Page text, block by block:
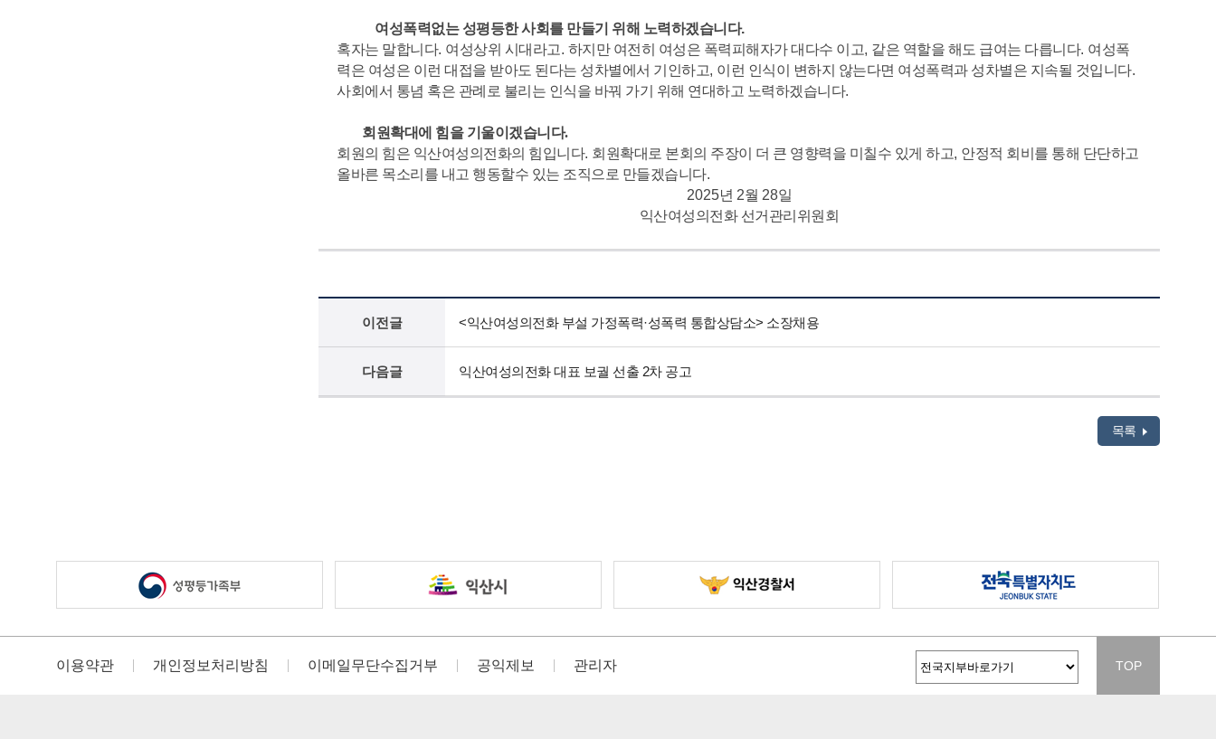
여성폭력없는 성평등한 사회를 만들기 위해 노력하겠습니다.
혹자는 말합니다. 여성상위 시대라고. 하지만 여전히 여성은 폭력피해자가 대다수 이고, 같은 역할을 해도 급여는 다릅니다. 여성폭
력은 여성은 이런 대접을 받아도 된다는 성차별에서 기인하고, 이런 인식이 변하지 않는다면 여성폭력과 성차별은 지속될 것입니다.
사회에서 통념 혹은 관례로 불리는 인식을 바꿔 가기 위해 연대하고 노력하겠습니다.
회원확대에 힘을 기울이겠습니다.
회원의 힘은 익산여성의전화의 힘입니다. 회원확대로 본회의 주장이 더 큰 영향력을 미칠수 있게 하고, 안정적 회비를 통해 단단하고
올바른 목소리를 내고 행동할수 있는 조직으로 만들겠습니다.
2025년 2월 28일
익산여성의전화 선거관리위원회
이전글 <익산여성의전화 부설 가정폭력·성폭력 통합상담소> 소장채용
다음글 익산여성의전화 대표 보궐 선출 2차 공고
목록
이용약관 개인정보처리방침 이메일무단수집거부 공익제보 관리자 TOP